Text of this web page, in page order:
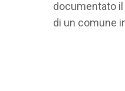
documentato
di un comune